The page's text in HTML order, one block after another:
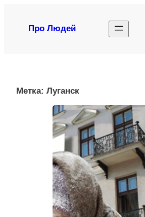
содержимому
Про Людей
Метка: Луганск